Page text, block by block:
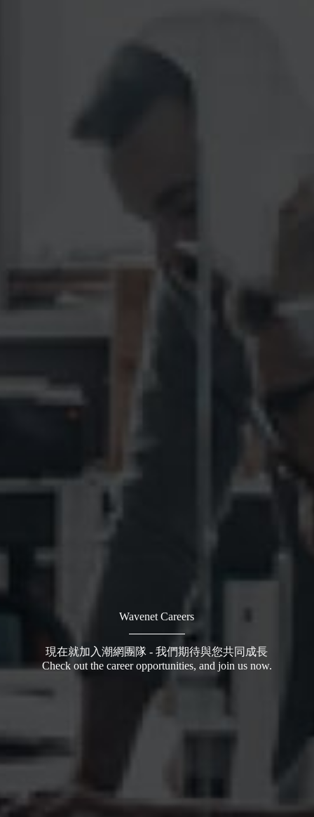
Wavenet Careers
現在就加入潮網團隊 - 我們期待與您共同成長
Check out the career opportunities, and join us now.